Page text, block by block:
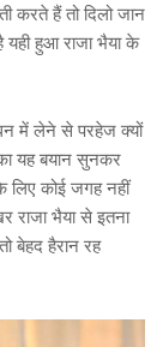
करते हैं तो दिलो जान
हुआ राजा भैया के
में लेने से परहेज क्यों
यह बयान सुनकर
लिए कोई जगह नहीं
राजा भैया से इतना
बेहद हैरान रह